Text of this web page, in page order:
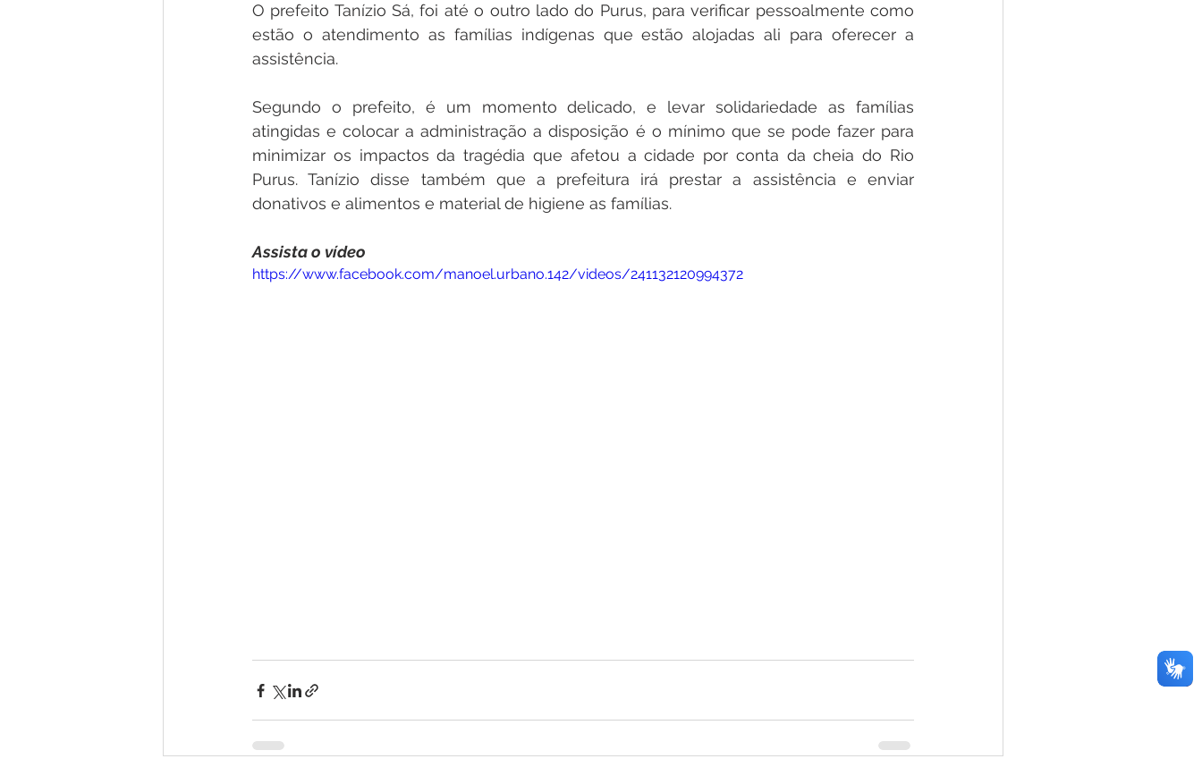
Nota de Pesar Dengue
Licitações Processo Seletivo Simplificados Vigilância Sanitária Alagação e Enchente Lazer
Processo Edital Audiência pública
O prefeito Tanízio Sá, foi até o outro lado do Purus, para verificar pessoalmente como
estão o atendimento as famílias indígenas que estão alojadas ali para oferecer a
assistência.
Segundo o prefeito, é um momento delicado, e levar solidariedade as famílias
atingidas e colocar a administração a disposição é o mínimo que se pode fazer para
minimizar os impactos da tragédia que afetou a cidade por conta da cheia do Rio
Purus. Tanízio disse também que a prefeitura irá prestar a assistência e enviar
donativos e alimentos e material de higiene as famílias.
Assista o vídeo
https://www.facebook.com/manoel.urbano.142/videos/241132120994372